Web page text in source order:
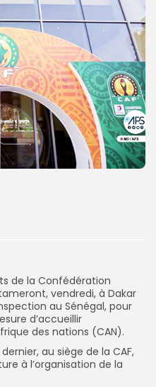
de la Confédération
vendredi, à Dakar
au Sénégal, pour
d’accueillir
des nations (CAN).
au siège de la CAF,
à l’organisation de la